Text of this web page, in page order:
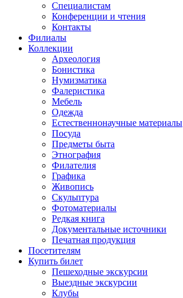
Специалистам
Конференции и чтения
Контакты
Филиалы
Коллекции
Археология
Бонистика
Нумизматика
Фалеристика
Мебель
Одежда
Естественнонаучные материалы
Посуда
Предметы быта
Этнография
Филателия
Графика
Живопись
Скульптура
Фотоматериалы
Редкая книга
Документальные источники
Печатная продукция
Посетителям
Купить билет
Пешеходные экскурсии
Выездные экскурсии
Клубы